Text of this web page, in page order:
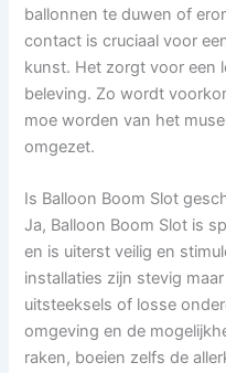
ballonnen te duwen of
contact is cruciaal voor
kunst. Het zorgt voor een
beleving. Zo wordt
moe worden van het
omgezet.
Is Balloon Boom Slot
Ja, Balloon Boom Slot is
en is uiterst veilig en
installaties zijn stevig
uitsteeksels of losse
omgeving en de
raken, boeien zelfs de